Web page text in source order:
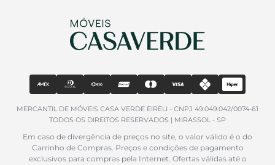
MERCANTIL DE MÓVEIS CASA VERDE EIRELI - CNPJ 49.049.042/0074-61
TODOS OS DIREITOS RESERVADOS | MIRASSOL - SP
Em caso de divergência de preços no site, o valor válido é o do
Carrinho de Compras. Preços e condições de pagamento
exclusivos para compras pela Internet. Ofertas válidas até o